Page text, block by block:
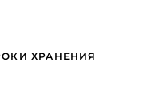
ХРАНЕНИЯ